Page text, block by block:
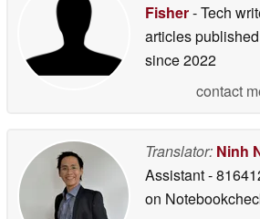
Fisher- Tech
articles
since 2022
contact
Translator: Ninh
Assistant-
on